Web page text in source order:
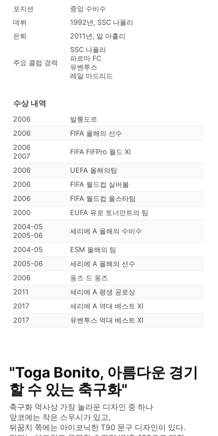
포지션
중앙 수비수
데뷔
1992년, SSC 나폴리
은퇴
2011년, 알 아흘리
주요 클럽 경력
SSC 나폴리
파르마 FC
유벤투스
레알 마드리드
수상 내역
2006
발롱도르
2006
FIFA 올해의 선수
2006
2007
FIFA FIFPro 월드 XI
2006
UEFA 올해의팀
2006
FIFA 월드컵 실버볼
2006
FIFA 월드컵 올스타팀
2000
EUFA 유로 토너먼트의 팀
2004-05
2005-06
세리에 A 올해의 수비수
2004-05
ESM 올해의 팀
2005-06
세리에 A 올해의 선수
2006
옹즈 드 옹즈
2011
세리에 A 평생 공로상
2017
세리에 A 역대 베스트 XI
2017
유벤투스 역대 베스트 XI
"Toga Bonito, 아름다운 경기
할 수 있는 축구화"
축구화 역사상 가장 놀라운 디자인 중 하나
앞코에는 작은 스우시가 있고,
뒤꿈치 쪽에는 아이코닉한 T90 문구 디자인이 있다.